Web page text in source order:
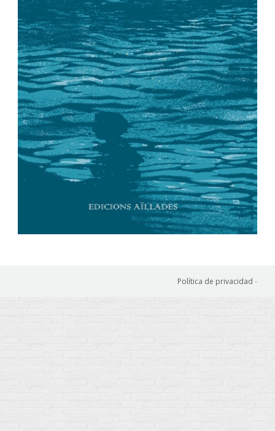
Política de privacidad -